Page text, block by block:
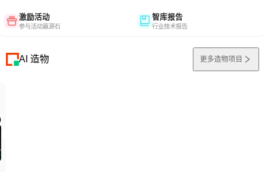
激励活动
参与活动赢源石
智库报告
行业技术报告
AI 造物 更多造物项目